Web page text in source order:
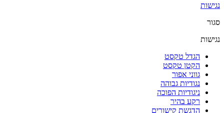
נגישות
סגור
נגישות
הגדל טקסט
הקטן טקסט
גווני אפור
נגודיות גבוהה
ניגודיות הפוכה
רקע בהיר
הדגשת קישורים